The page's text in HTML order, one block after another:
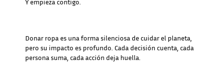
Donar ropa es una forma silenciosa de cuidar el planeta,
pero su impacto es profundo. Cada decisión cuenta, cada
persona suma, cada acción deja huella.